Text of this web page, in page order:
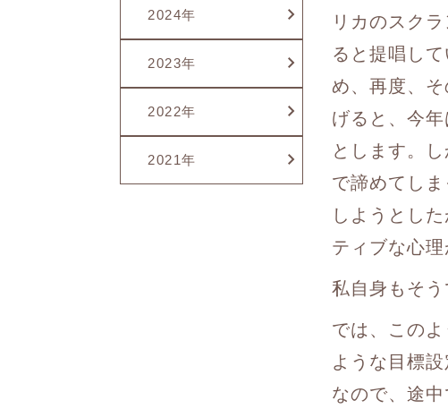
2024年
2023年
2022年
2021年
リカのスク
ると提唱し
め、再度、
げると、今
とします。
で諦めてし
しようとし
ティブな心
私自身もそ
では、この
ような目標
なので、途